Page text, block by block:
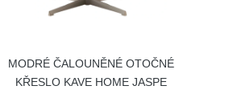
MODRÉ ČALOUNĚNÉ OTOČNÉ
KŘESLO KAVE HOME JASPE